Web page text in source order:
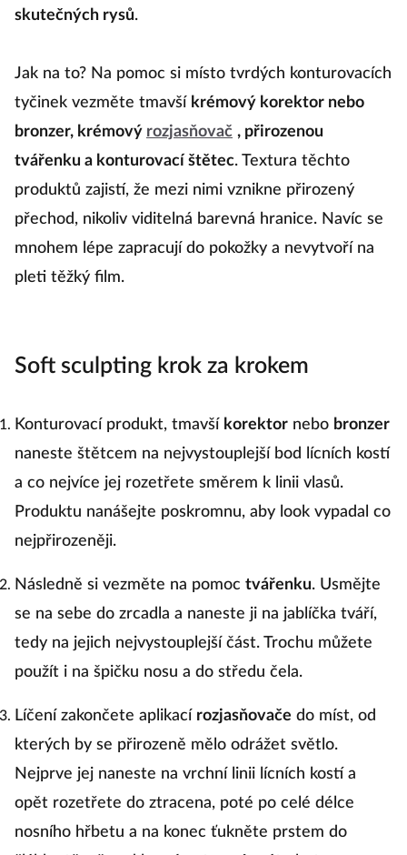
skutečných rysů.
Jak na to? Na pomoc si místo tvrdých konturovacích
tyčinek vezměte tmavší krémový korektor nebo
bronzer, krémový rozjasňovač , přirozenou
tvářenku a konturovací štětec. Textura těchto
produktů zajistí, že mezi nimi vznikne přirozený
přechod, nikoliv viditelná barevná hranice. Navíc se
mnohem lépe zapracují do pokožky a nevytvoří na
pleti těžký film.
Soft sculpting krok za krokem
Konturovací produkt, tmavší korektor nebo bronzer
naneste štětcem na nejvystouplejší bod lícních kostí
a co nejvíce jej rozetřete směrem k linii vlasů.
Produktu nanášejte poskromnu, aby look vypadal co
nejpřirozeněji.
Následně si vezměte na pomoc tvářenku. Usmějte
se na sebe do zrcadla a naneste ji na jablíčka tváří,
tedy na jejich nejvystouplejší část. Trochu můžete
použít i na špičku nosu a do středu čela.
Líčení zakončete aplikací rozjasňovače do míst, od
kterých by se přirozeně mělo odrážet světlo.
Nejprve jej naneste na vrchní linii lícních kostí a
opět rozetřete do ztracena, poté po celé délce
nosního hřbetu a na konec ťukněte prstem do